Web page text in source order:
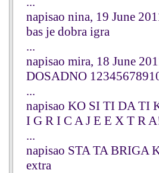
napisao nina, 19 June
bas je dobra igra
...
napisao mira, 18 June
DOSADNO
...
napisao KO SI TI DA TI
I G R I C A J E E X T
...
napisao STA TA BRIGA
extra